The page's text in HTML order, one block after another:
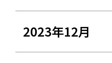
2023年12月